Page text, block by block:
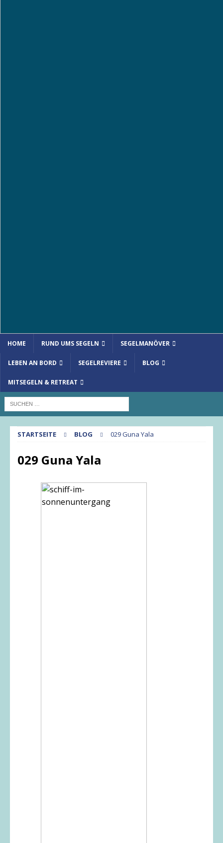
HOME RUND UMS SEGELN SEGELMANÖVER
LEBEN AN BORD SEGELREVIERE BLOG
MITSEGELN & RETREAT
STARTSEITE BLOG 029 Guna Yala
029 Guna Yala